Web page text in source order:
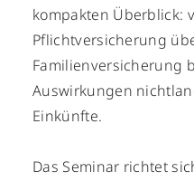
kompakten Überblick:
Pflichtversicherung
Familienversicherung
Auswirkungen
Einkünfte.
Das Seminar richtet